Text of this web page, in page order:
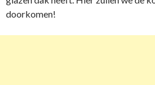
doorkomen!